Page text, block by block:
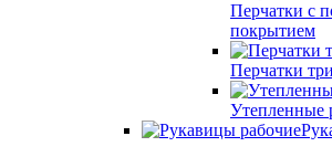
Перчатки с
покрытием
Перчатки
Утепленные